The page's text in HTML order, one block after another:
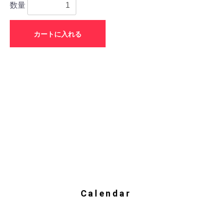
数量
カートに入れる
Calendar